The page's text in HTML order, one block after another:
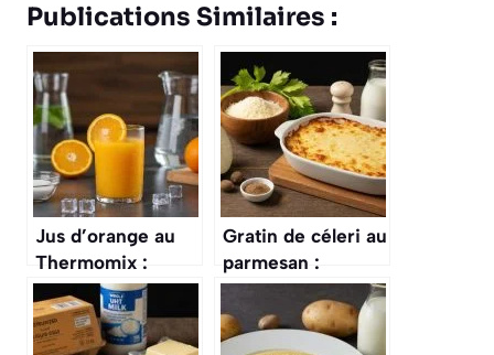
Publications Similaires :
Jus d’orange au
Thermomix :
recette facile et
rapide
Gratin de céleri au
parmesan :
recette
savoureuse et
facile